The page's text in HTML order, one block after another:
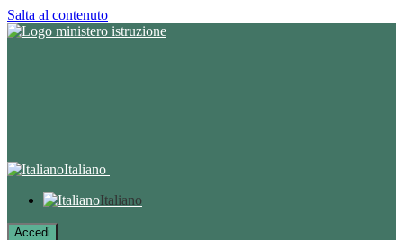
Salta al contenuto
Italiano
Italiano
Accedi